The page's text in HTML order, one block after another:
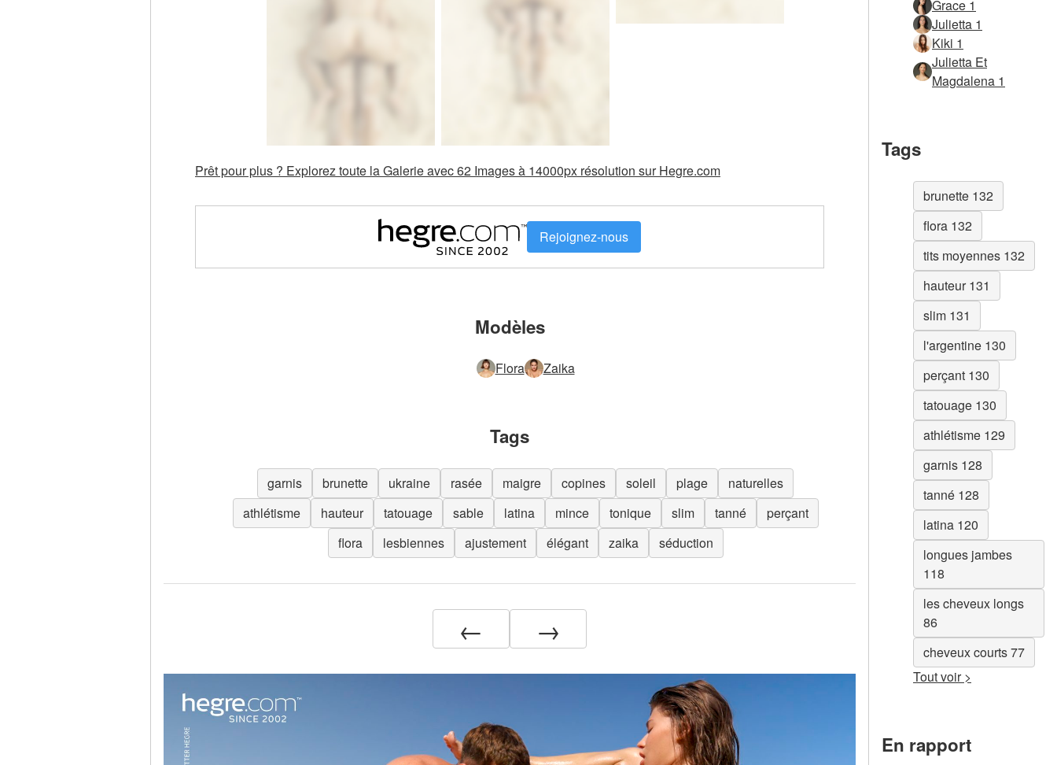
Prêt pour plus ? Explorez toute la Galerie avec 62 Images à 14000px résolution sur Hegre.com
Rejoignez-nous
Modèles
Flora Zaika
Tags
garnis brunette ukraine rasée maigre copines soleil plage
naturelles
athlétisme
hauteur tatouage sable latina mince tonique slim tanné
perçant
flora
lesbiennes ajustement élégant zaika séduction
← →
Grace 1
Julietta 1
Kiki 1
Julietta Et
Magdalena 1
Tags
brunette 132
flora 132
tits moyennes 132
hauteur 131
slim 131
l'argentine 130
perçant 130
tatouage 130
athlétisme 129
garnis 128
tanné 128
latina 120
longues jambes
118
les cheveux longs
86
cheveux courts 77
Tout voir >
En rapport